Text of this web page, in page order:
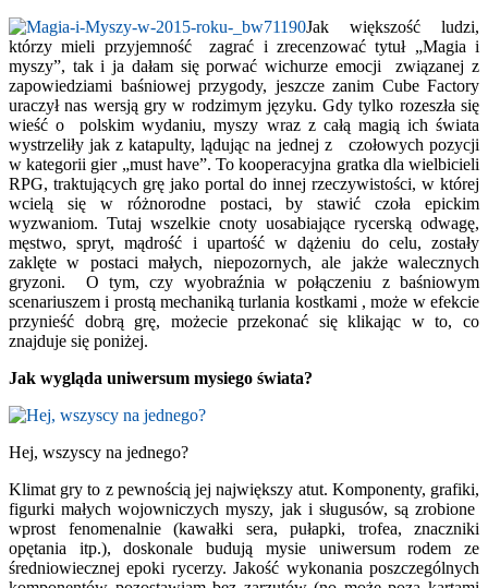
Jak większość ludzi,
którzy mieli przyjemność zagrać i zrecenzować tytuł „Magia i
myszy”, tak i ja dałam się porwać wichurze emocji związanej z
zapowiedziami baśniowej przygody, jeszcze zanim Cube Factory
uraczył nas wersją gry w rodzimym języku. Gdy tylko rozeszła się
wieść o polskim wydaniu, myszy wraz z całą magią ich świata
wystrzeliły jak z katapulty, lądując na jednej z czołowych pozycji
w kategorii gier „must have”. To kooperacyjna gratka dla wielbicieli
RPG, traktujących grę jako portal do innej rzeczywistości, w której
wcielą się w różnorodne postaci, by stawić czoła epickim
wyzwaniom. Tutaj wszelkie cnoty uosabiające rycerską odwagę,
męstwo, spryt, mądrość i upartość w dążeniu do celu, zostały
zaklęte w postaci małych, niepozornych, ale jakże walecznych
gryzoni. O tym, czy wyobraźnia w połączeniu z baśniowym
scenariuszem i prostą mechaniką turlania kostkami , może w efekcie
przynieść dobrą grę, możecie przekonać się klikając w to, co
znajduje się poniżej.
Jak wygląda uniwersum mysiego świata?
Hej, wszyscy na jednego?
Klimat gry to z pewnością jej największy atut. Komponenty, grafiki,
figurki małych wojowniczych myszy, jak i sługusów, są zrobione
wprost fenomenalnie (kawałki sera, pułapki, trofea, znaczniki
opętania itp.), doskonale budują mysie uniwersum rodem ze
średniowiecznej epoki rycerzy. Jakość wykonania poszczególnych